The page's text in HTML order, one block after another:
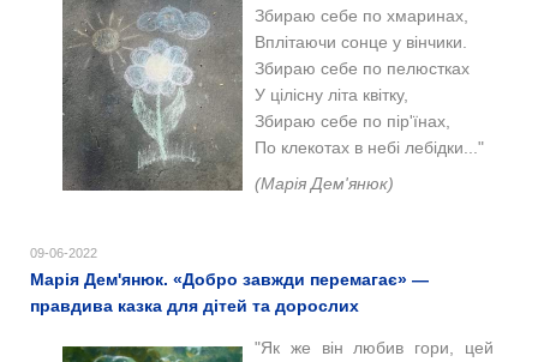
Збираю себе по хмаринах,
Вплітаючи сонце у вінчики.
Збираю себе по пелюстках
У цілісну літа квітку,
Збираю себе по пір'їнах,
По клекотах в небі лебідки..."
(Марія Дем'янюк)
09-06-2022
Марія Дем'янюк. «Добро завжди перемагає» —
правдива казка для дітей та дорослих
"Як же він любив гори, цей